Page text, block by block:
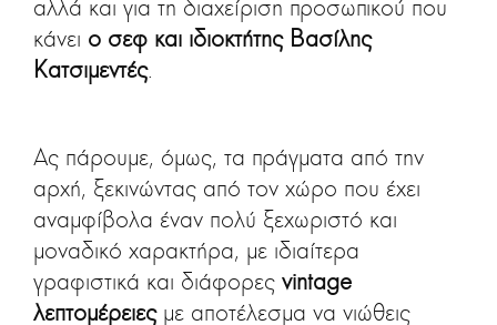
αλλά και για τη διαχείριση προσωπικού που
κάνει ο σεφ και ιδιοκτήτης Βασίλης
Κατσιμεντές.
Ας πάρουμε, όμως, τα πράγματα από την
αρχή, ξεκινώντας από τον χώρο που έχει
αναμφίβολα έναν πολύ ξεχωριστό και
μοναδικό χαρακτήρα, με ιδιαίτερα
γραφιστικά και διάφορες vintage
λεπτομέρειεςμε αποτέλεσμα να νιώθεις